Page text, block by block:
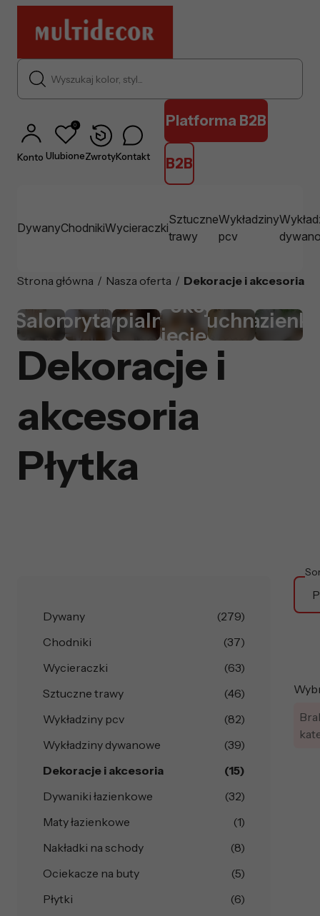
Wyszukaj kolor, styl...
Konto
0
UlubioneZwrotyKontakt
Platforma B2B
B2B
DywanyChodnikiWycieraczki
Sztuczne
trawy
Wykładziny
pcv
Strona główna / Nasza oferta / Dekoracje i akcesoria
SalonKorytarzSypialnia
Pokój
dziecięcy
Kuchnia
Dekoracje i
akcesoria
Płytka
Dywany
(279)
Chodniki
(37)
Wycieraczki
(63)
Sztuczne trawy
(46)
Wykładziny pcv
(82)
Wykładziny dywanowe
(39)
Dekoracje i akcesoria
(15)
Dywaniki łazienkowe
(32)
Maty łazienkowe
(1)
Nakładki na schody
(8)
Ociekacze na buty
(5)
Płytki
(6)